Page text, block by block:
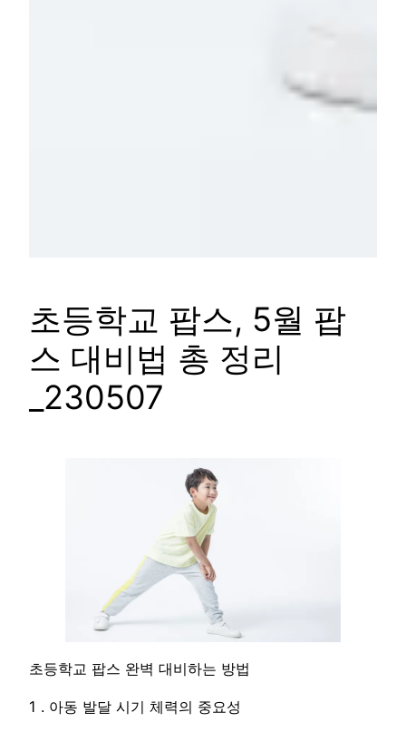
초등학교 팝스, 5월 팝
스 대비법 총 정리
_230507
초등학교 팝스 완벽 대비하는 방법
1 . 아동 발달 시기 체력의 중요성